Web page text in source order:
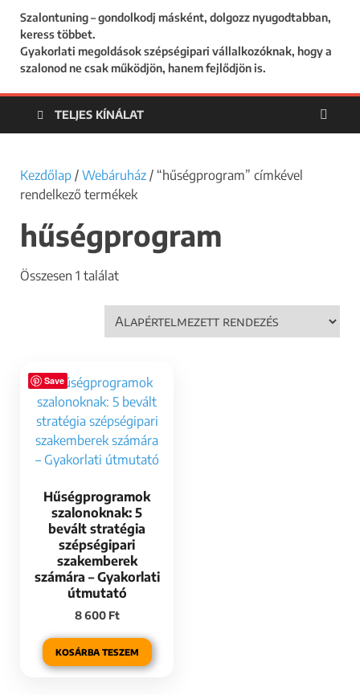
Szalontuning – gondolkodj másként, dolgozz nyugodtabban,
keress többet.
Gyakorlati megoldások szépségipari vállalkozóknak, hogy a
szalonod ne csak működjön, hanem fejlődjön is.
TELJES KÍNÁLAT
Kezdőlap / Webáruház / “hűségprogram” címkével
rendelkező termékek
hűségprogram
Összesen 1 találat
Save
Hűségprogramok
szalonoknak: 5
bevált stratégia
szépségipari
szakemberek
számára – Gyakorlati
útmutató
8 600 Ft
KOSÁRBA TESZEM